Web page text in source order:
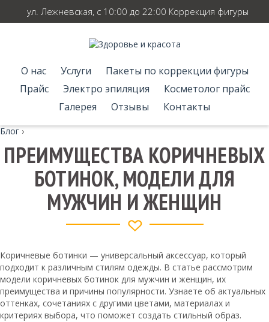
ул. Лежневская, с 10:00 до 22:00 Коррекция фигуры
О нас Услуги
Пакеты по коррекции фигуры
Прайс
Электро эпиляция
Косметолог прайс
Галерея
Отзывы Контакты
Блог ›
ПРЕИМУЩЕСТВА КОРИЧНЕВЫХ
БОТИНОК, МОДЕЛИ ДЛЯ
МУЖЧИН И ЖЕНЩИН
Коричневые ботинки — универсальный аксессуар, который
подходит к различным стилям одежды. В статье рассмотрим
модели коричневых ботинок для мужчин и женщин, их
преимущества и причины популярности. Узнаете об актуальных
оттенках, сочетаниях с другими цветами, материалах и
критериях выбора, что поможет создать стильный образ.